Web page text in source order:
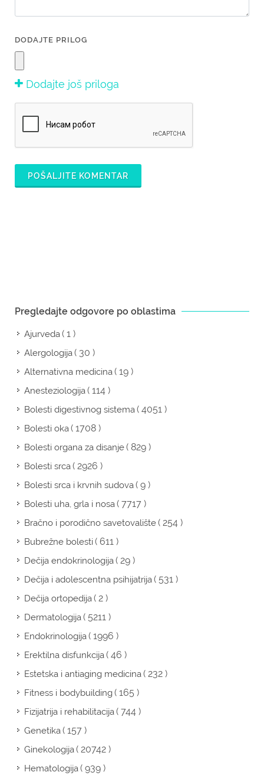
DODAJTE PRILOG
Dodajte još priloga
POŠALJITE KOMENTAR
Pregledajte odgovore po oblastima
Ajurveda( 1 )
Alergologija( 30 )
Alternativna medicina( 19 )
Anesteziologija( 114 )
Bolesti digestivnog sistema( 4051 )
Bolesti oka( 1708 )
Bolesti organa za disanje( 829 )
Bolesti srca( 2926 )
Bolesti srca i krvnih sudova( 9 )
Bolesti uha, grla i nosa( 7717 )
Bračno i porodično savetovalište( 254 )
Bubrežne bolesti( 611 )
Dečija endokrinologija( 29 )
Dečija i adolescentna psihijatrija( 531 )
Dečija ortopedija( 2 )
Dermatologija( 5211 )
Endokrinologija( 1996 )
Erektilna disfunkcija( 46 )
Estetska i antiaging medicina( 232 )
Fitness i bodybuilding( 165 )
Fizijatrija i rehabilitacija( 744 )
Genetika( 157 )
Ginekologija( 20742 )
Hematologija( 939 )